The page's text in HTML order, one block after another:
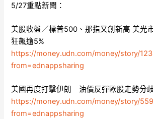
5/27重點新聞：
美股收盤／標普500、那指又創新高 美光
狂飆逾5%
https://money.udn.com/money/story/
from=ednappsharing
美國再度打擊伊朗 油價反彈歐股走勢分
https://money.udn.com/money/story/
from=ednappsharing